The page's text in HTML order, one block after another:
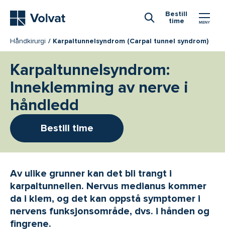
Bestill
time
Håndkirurgi Karpaltunnelsyndrom (Carpal tunnel syndrom)
Karpaltunnelsyndrom:
Inneklemming av nerve i
håndledd
Bestill time
Av ulike grunner kan det bli trangt i
karpaltunnellen. Nervus medianus kommer
da i klem, og det kan oppstå symptomer i
nervens funksjonsområde, dvs. i hånden og
fingrene.